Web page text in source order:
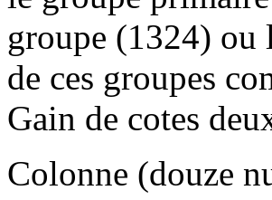
groupe (1324)
de ces groupes
Gain de cotes
Colonne (douze